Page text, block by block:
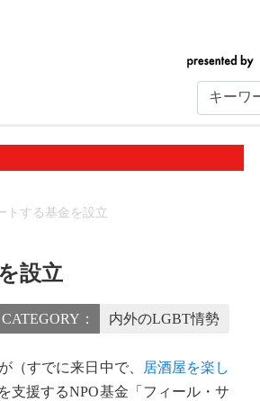
トする基金を設立
設立
CATEGORY： 内外のLGBT情勢
（すでに来日中で、
居酒屋を楽し
支援するNPO基金「フィール・サ